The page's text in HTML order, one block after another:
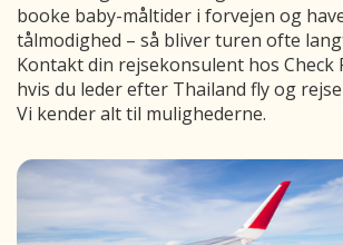
booke baby-måltider i forvejen og
tålmodighed – så bliver turen ofte
Kontakt din rejsekonsulent hos Check
hvis du leder efter Thailand fly og
Vi kender alt til mulighederne.